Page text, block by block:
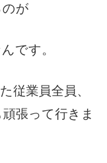
が
です。
従業員全員、
張って行きま